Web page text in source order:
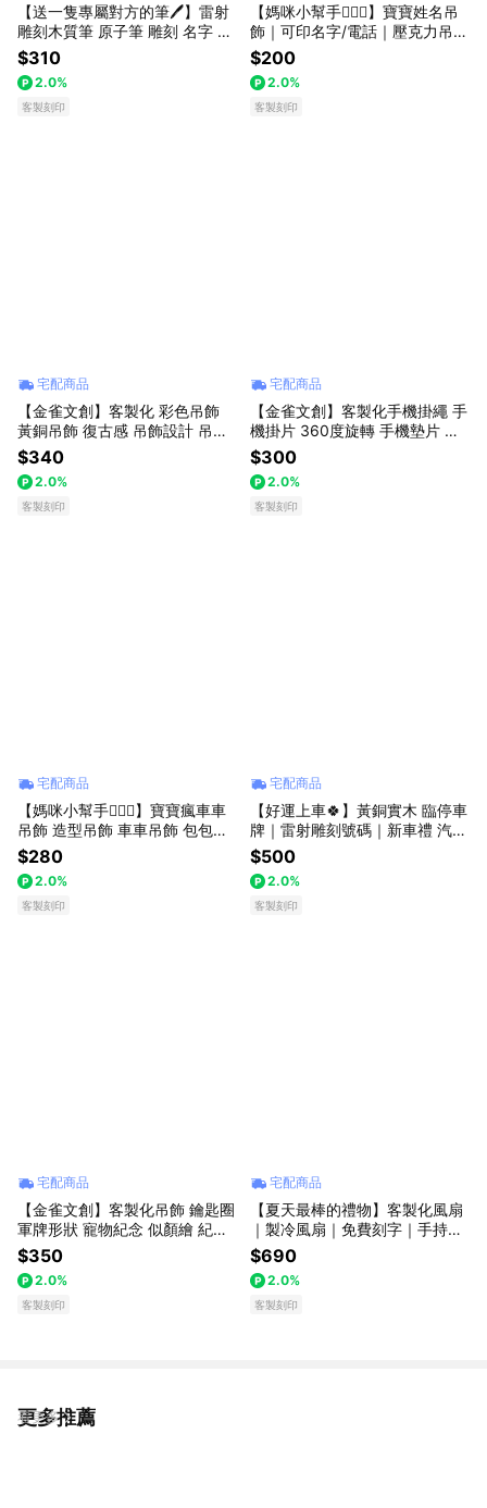
【送一隻專屬對方的筆🖊️】雷射
雕刻木質筆 原子筆 雕刻 名字 L
OGO｜黑芯｜禮盒加購｜送老
師/送同事/交換禮物｜
$310
2.0%
客製刻印
【媽咪小幫手🧚🏻‍♀️】寶寶姓名吊
飾｜可印名字/電話｜壓克力吊飾
｜吊飾｜背包/水壺/學用品識別
｜背包識別 走失 聯絡
$200
2.0%
客製刻印
宅配商品
【金雀文創】客製化 彩色吊飾
黃銅吊飾 復古感 吊飾設計 吊飾
鑰匙圈
$340
2.0%
客製刻印
宅配商品
【金雀文創】客製化手機掛繩 手
機掛片 360度旋轉 手機墊片 手
機背帶 360度旋轉 I17 手機配件
不鏽鋼材質
$300
2.0%
客製刻印
宅配商品
【媽咪小幫手🧚🏻‍♀️】寶寶瘋車車
吊飾 造型吊飾 車車吊飾 包包吊
飾 托兒所 幼幼班 識別吊飾 壓克
力吊飾 包包掛件｜金雀
$280
2.0%
客製刻印
宅配商品
【好運上車🍀】黃銅實木 臨停車
牌｜雷射雕刻號碼｜新車禮 汽車
用品 停車牌 號碼牌 暫停一下 汽
車臨停 汽車周邊｜汽車禮 牽車
禮 客戶禮 汽車周邊必備
$500
2.0%
客製刻印
宅配商品
【金雀文創】客製化吊飾 鑰匙圈
軍牌形狀 寵物紀念 似顏繪 紀念
吊飾 情人節禮物 文字吊飾 姓名
吊飾 情侶鑰匙圈
$350
2.0%
客製刻印
宅配商品
【夏天最棒的禮物】客製化風扇
｜製冷風扇｜免費刻字｜手持風
扇｜生日禮物｜送立體水晶貼｜
企業贈品｜畢業禮物｜可帶上飛
機
$690
2.0%
客製刻印
更多推薦
看更多